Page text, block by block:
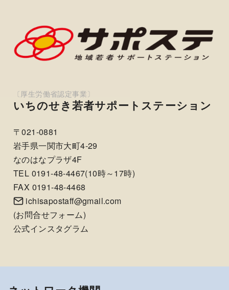
いちのせき若者サポートステーション
〒021-0881
岩手県一関市大町4-29
なのはなプラザ4F
TEL 0191-48-4467(10時～17時)
FAX 0191-48-4468
ichisapostaff@gmail.com
(お問合せフォーム)
公式インスタグラム